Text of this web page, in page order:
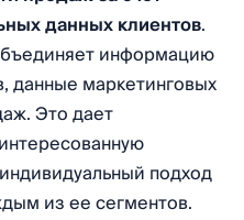
данных клиентов.
информацию
данные маркетинговых
Это дает
подход
из ее сегментов.